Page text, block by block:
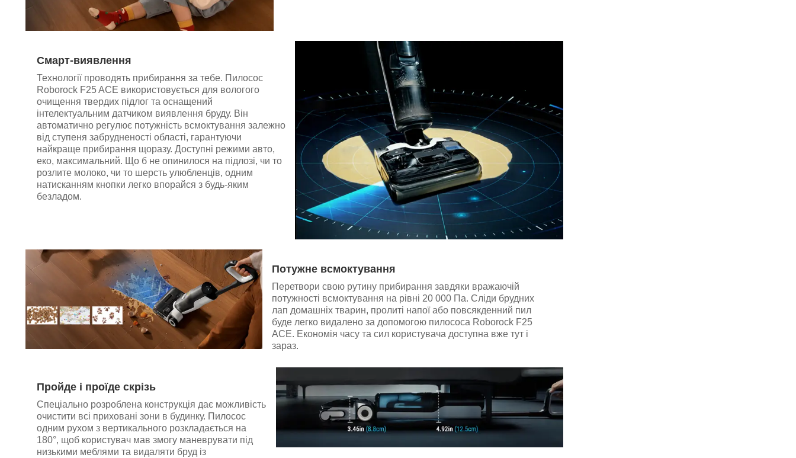
Смарт-виявлення
Технології проводять прибирання за тебе. Пилосос
Roborock F25 ACE використовується для вологого
очищення твердих підлог та оснащений
інтелектуальним датчиком виявлення бруду. Він
автоматично регулює потужність всмоктування залежно
від ступеня забрудненості області, гарантуючи
найкраще прибирання щоразу. Доступні режими авто,
еко, максимальний. Що б не опинилося на підлозі, чи то
розлите молоко, чи то шерсть улюбленців, одним
натисканням кнопки легко впорайся з будь-яким
безладом.
Потужне всмоктування
Перетвори свою рутину прибирання завдяки вражаючій
потужності всмоктування на рівні 20 000 Па. Сліди брудних
лап домашніх тварин, пролиті напої або повсякденний пил
буде легко видалено за допомогою пилососа Roborock F25
ACE. Економія часу та сил користувача доступна вже тут і
зараз.
Пройде і проїде скрізь
Спеціально розроблена конструкція дає можливість
очистити всі приховані зони в будинку. Пилосос
одним рухом з вертикального розкладається на
180°, щоб користувач мав змогу маневрувати під
низькими меблями та видаляти бруд із